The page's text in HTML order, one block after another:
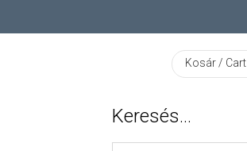
Kosár / Cart
Keresés…